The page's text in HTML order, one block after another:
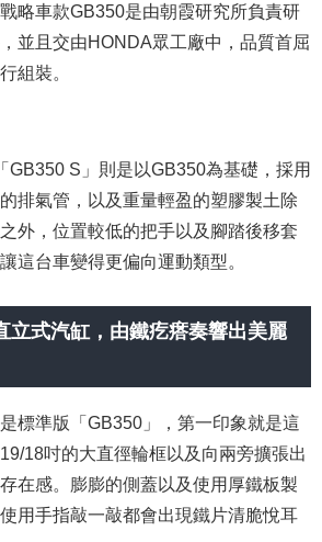
略車款GB350是由朝霞研究所負責研
並且交由HONDA眾工廠中，品質首屈
組裝。
GB350 S」則是以GB350為基礎，採用
排氣管，以及重量輕盈的塑膠製土除
外，位置較低的把手以及腳踏後移套
這台車變得更偏向運動類型。
立式汽缸，由鐵疙瘩奏響出美麗
標準版「GB350」，第一印象就是這
18吋的大直徑輪框以及向兩旁擴張出
在感。膨膨的側蓋以及使用厚鐵板製
用手指敲一敲都會出現鐵片清脆悅耳